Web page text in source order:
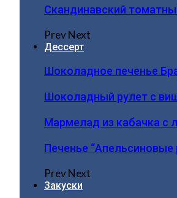
Скандинавский
PrevNext
Дессерт
Шоколадное печенье
Шоколадный рулет с
Мармелад из кабачка с
Печенье
PrevNext
Закуски